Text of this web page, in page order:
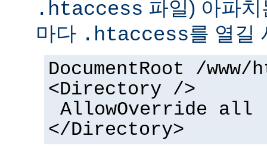
.htaccess 파일) 아파
마다 .htaccess를 열길
DocumentRoot /www/
<Directory />
AllowOverride all
</Directory>